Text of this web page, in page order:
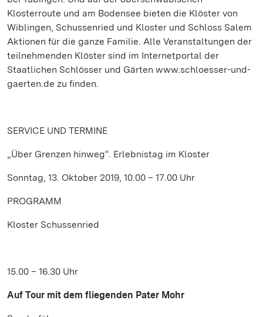
Klosterroute und am Bodensee bieten die Klöster von
Wiblingen, Schussenried und Kloster und Schloss Salem
Aktionen für die ganze Familie. Alle Veranstaltungen der
teilnehmenden Klöster sind im Internetportal der
Staatlichen Schlösser und Gärten www.schloesser-und-
gaerten.de zu finden.
SERVICE UND TERMINE
„Über Grenzen hinweg“. Erlebnistag im Kloster
Sonntag, 13. Oktober 2019, 10.00 – 17.00 Uhr
PROGRAMM
Kloster Schussenried
15.00 – 16.30 Uhr
Auf Tour mit dem fliegenden Pater Mohr